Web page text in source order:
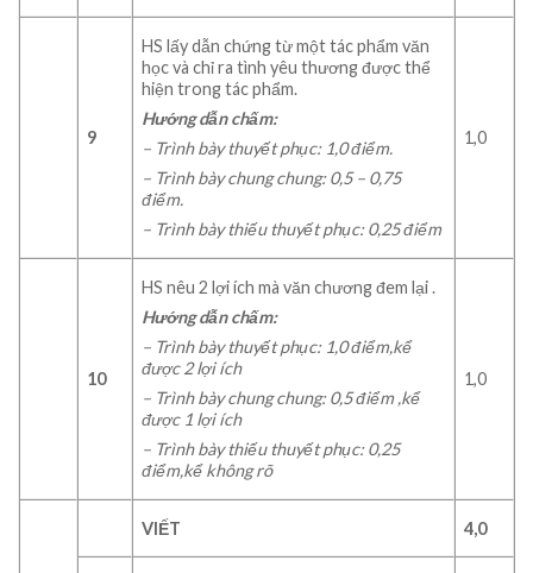
9
HS lấy dẫn chứng từ một tác phẩm văn
học và chỉ ra tình yêu thương được thể
hiện trong tác phẩm.
Hướng dẫn chấm:
– Trình bày thuyết phục: 1,0 điểm.
– Trình bày chung chung: 0,5 – 0,75
điểm.
– Trình bày thiếu thuyết phục: 0,25 điểm
1,0
10
HS nêu 2 lợi ích mà văn chương đem lại .
Hướng dẫn chấm:
– Trình bày thuyết phục: 1,0 điểm,kể
được 2 lợi ích
– Trình bày chung chung: 0,5 điểm,kể
được 1 lợi ích
– Trình bày thiếu thuyết phục: 0,25
điểm,kể không rõ
1,0
VIẾT 4,0